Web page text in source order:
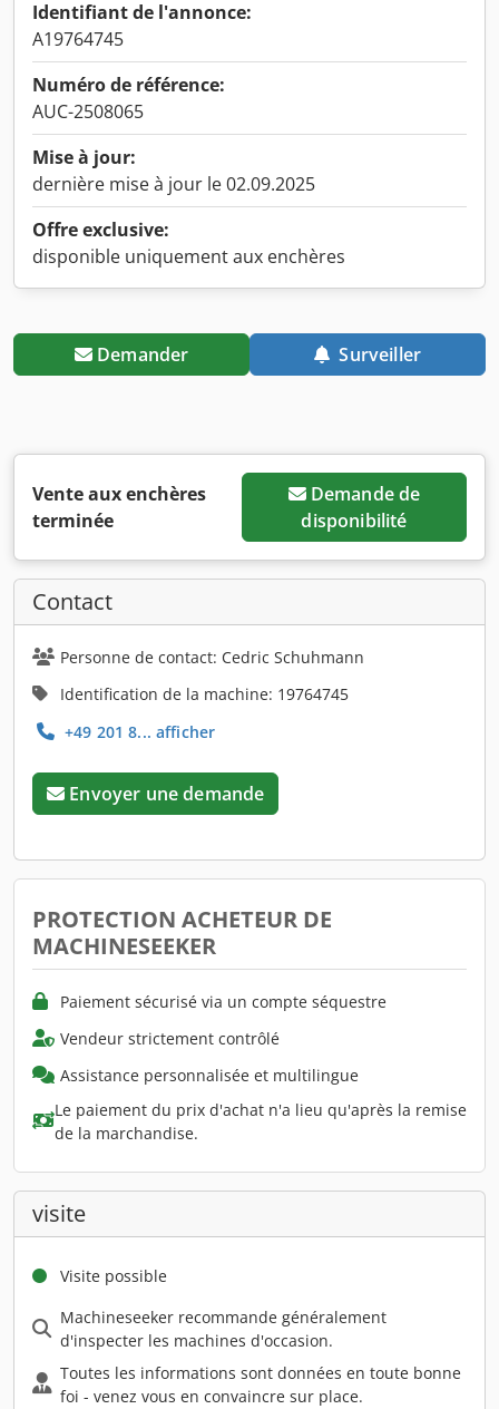
Identifiant de l'annonce:
A19764745
Numéro de référence:
AUC-2508065
Mise à jour:
dernière mise à jour le 02.09.2025
Offre exclusive:
disponible uniquement aux enchères
Demander Surveiller
Vente aux enchères
terminée
Demande de
disponibilité
Contact
Personne de contact: Cedric Schuhmann
Identification de la machine: 19764745
+49 201 8... afficher
Envoyer une demande
PROTECTION ACHETEUR DE
MACHINESEEKER
Paiement sécurisé via un compte séquestre
Vendeur strictement contrôlé
Assistance personnalisée et multilingue
Le paiement du prix d'achat n'a lieu qu'après la remise
de la marchandise.
visite
Visite possible
Machineseeker recommande généralement
d'inspecter les machines d'occasion.
Toutes les informations sont données en toute bonne
foi - venez vous en convaincre sur place.